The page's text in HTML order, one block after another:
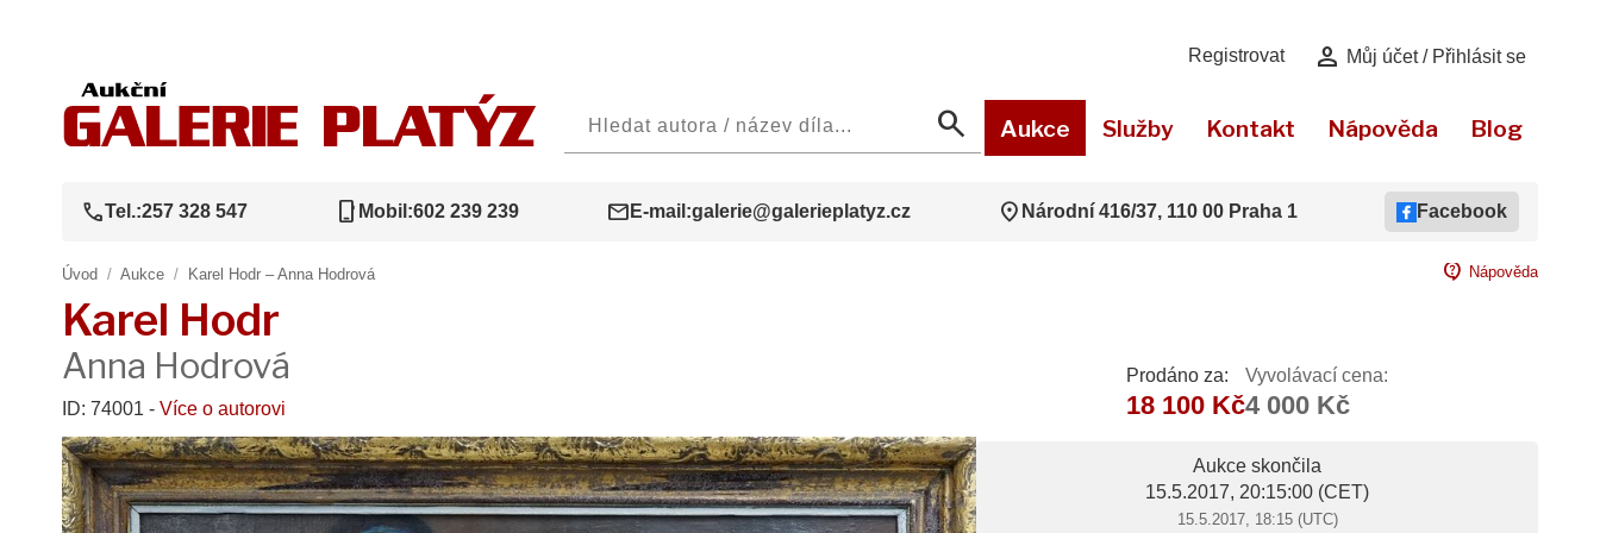
Registrovat person Můj účet / Přihlásit se
search Aukce Služby Kontakt Nápověda Blog
callTel.:257 328 547 phone_iphone Mobil:602 239 239 mail E-mail:galerie@galerieplatyz.cz location_on Národní 416/37, 110 00 Praha 1 Facebook
Úvod / Aukce / Karel Hodr – Anna Hodrová contact_support Nápověda
Karel Hodr
Anna Hodrová
ID: 74001 - Více o autorovi
Prodáno za:
18 100 Kč
Vyvolávací cena:
4 000 Kč
Aukce skončila
15.5.2017, 20:15:00 (CET)
15.5.2017, 18:15 (UTC)